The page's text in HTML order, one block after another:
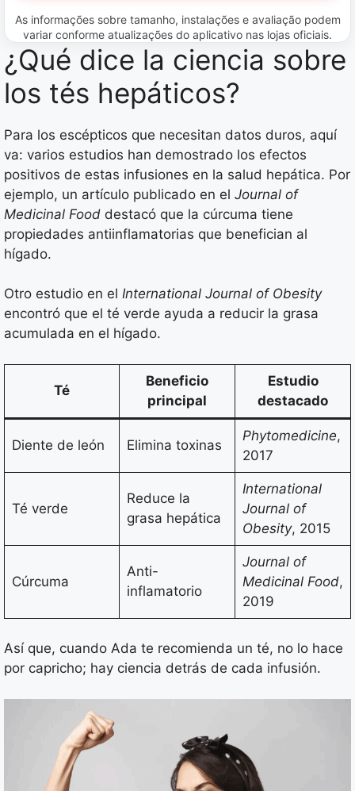
As informações sobre tamanho, instalações e avaliação podem
variar conforme atualizações do aplicativo nas lojas oficiais.
¿Qué dice la ciencia sobre
los tés hepáticos?
Para los escépticos que necesitan datos duros, aquí
va: varios estudios han demostrado los efectos
positivos de estas infusiones en la salud hepática. Por
ejemplo, un artículo publicado en el Journal of
Medicinal Food destacó que la cúrcuma tiene
propiedades antiinflamatorias que benefician al
hígado.
Otro estudio en el International Journal of Obesity
encontró que el té verde ayuda a reducir la grasa
acumulada en el hígado.
Té
Beneficio
principal
Estudio
destacado
Diente de león Elimina toxinas
Phytomedicine,
2017
Té verde
Reduce la
grasa hepática
International
Journal of
Obesity, 2015
Cúrcuma
Anti-
inflamatorio
Journal of
Medicinal Food,
2019
Así que, cuando Ada te recomienda un té, no lo hace
por capricho; hay ciencia detrás de cada infusión.